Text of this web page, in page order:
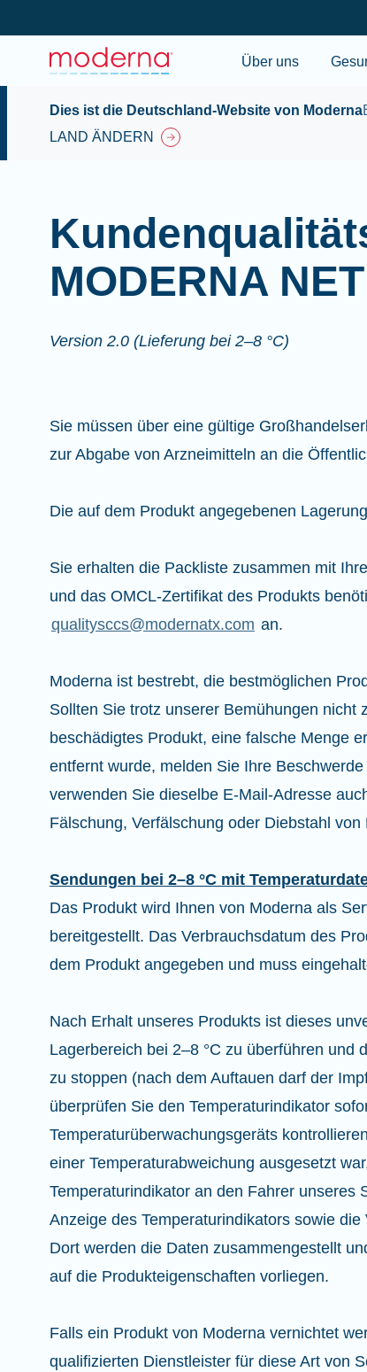
Über uns
Dies ist die Deutschland-Website von Moderna
LAND ÄNDERN
MODERNA
Version 2.0 (Lieferung bei 2–8 °C)
Sie müssen über eine gültige
zur Abgabe von Arzneimitteln an die
Die auf dem Produkt angegebenen
Sie erhalten die Packliste zusammen mit
und das OMCL-Zertifikat des Produkts
qualitysccs@modernatx.com an.
Moderna ist bestrebt, die bestmöglichen
Sollten Sie trotz unserer Bemühungen nicht
beschädigtes Produkt, eine falsche Menge
entfernt wurde, melden Sie Ihre
verwenden Sie dieselbe E-Mail-Adresse
Fälschung, Verfälschung oder Diebstahl
Sendungen bei 2–8 °C mit
Das Produkt wird Ihnen von Moderna als
bereitgestellt. Das Verbrauchsdatum des
dem Produkt angegeben und muss
Nach Erhalt unseres Produkts ist dieses
Lagerbereich bei 2–8 °C zu überführen und
zu stoppen (nach dem Auftauen darf der
überprüfen Sie den Temperaturindikator
Temperaturüberwachungsgeräts
einer Temperaturabweichung ausgesetzt
Temperaturindikator an den Fahrer unseres
Anzeige des Temperaturindikators sowie die
Dort werden die Daten zusammengestellt
auf die Produkteigenschaften vorliegen.
Falls ein Produkt von Moderna vernichtet
qualifizierten Dienstleister für diese Art von